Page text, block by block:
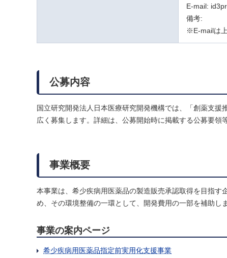
E-mail:
備考:
※E-mailは上
公募内容
国立研究開発法人日本医療研究開発機構では、「創薬支
広く募集します。詳細は、公募開始時に掲載する公募要領
事業概要
本事業は、希少疾病用医薬品の製造販売承認取得を目指
め、その環境整備の一環として、開発費用の一部を補助しま
事業の案内ページ
希少疾病用医薬品指定前実用化支援事業